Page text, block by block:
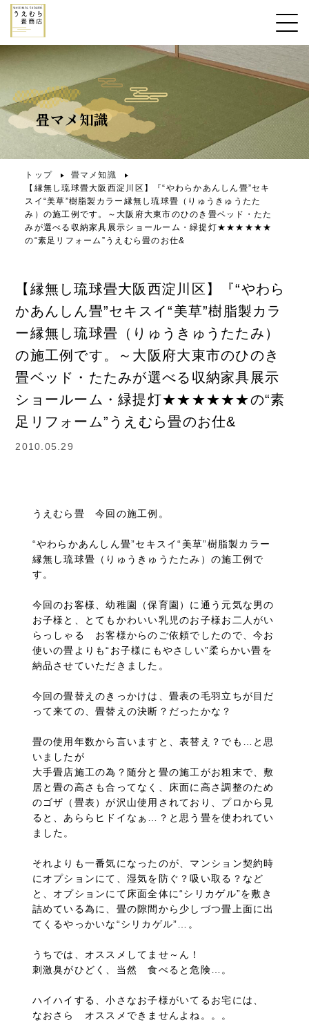
畳マメ知識
トップ
畳マメ知識
【縁無し琉球畳大阪西淀川区】『“やわらかあんしん畳”セキ
スイ“美草”樹脂製カラー縁無し琉球畳（りゅうきゅうたた
み）の施工例です。～大阪府大東市のひのき畳ベッド・たた
みが選べる収納家具展示ショールーム・緑提灯★★★★★★
の“素足リフォーム”うえむら畳のお仕&
【縁無し琉球畳大阪西淀川区】『“やわら
かあんしん畳”セキスイ“美草”樹脂製カラ
ー縁無し琉球畳（りゅうきゅうたたみ）
の施工例です。～大阪府大東市のひのき
畳ベッド・たたみが選べる収納家具展示
ショールーム・緑提灯★★★★★★の“素
足リフォーム”うえむら畳のお仕&
2010.05.29
うえむら畳 今回の施工例。
“やわらかあんしん畳”セキスイ“美草”樹脂製カラー
縁無し琉球畳（りゅうきゅうたたみ）の施工例で
す。
今回のお客様、幼稚園（保育園）に通う元気な男の
お子様と、とてもかわいい乳児のお子様お二人がい
らっしゃる お客様からのご依頼でしたので、今お
使いの畳よりも“お子様にもやさしい”柔らかい畳を
納品させていただきました。
今回の畳替えのきっかけは、畳表の毛羽立ちが目だ
って来ての、畳替えの決断？だったかな？
畳の使用年数から言いますと、表替え？でも…と思
いましたが
大手畳店施工の為？随分と畳の施工がお粗末で、敷
居と畳の高さも合ってなく、床面に高さ調整のため
のゴザ（畳表）が沢山使用されており、プロから見
ると、あららヒドイなぁ…？と思う畳を使われてい
ました。
それよりも一番気になったのが、マンション契約時
にオプションにて、湿気を防ぐ？吸い取る？など
と、オプションにて床面全体に“シリカゲル”を敷き
詰めている為に、畳の隙間から少しづつ畳上面に出
てくるやっかいな“シリカゲル”…。
うちでは、オススメしてませ～ん！
刺激臭がひどく、当然 食べると危険…。
ハイハイする、小さなお子様がいてるお宅には、
なおさら オススメできませんよね。。。